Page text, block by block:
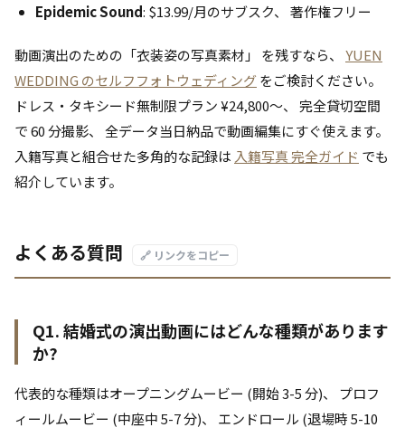
Epidemic Sound: $13.99/月のサブスク、 著作権フリー
動画演出のための「衣装姿の写真素材」 を残すなら、 YUEN
WEDDING のセルフフォトウェディングをご検討ください。
ドレス・タキシード無制限プラン ¥24,800〜、 完全貸切空間
で 60 分撮影、 全データ当日納品で動画編集にすぐ使えます。
入籍写真と組合せた多角的な記録は 入籍写真 完全ガイド でも
紹介しています。
よくある質問 🔗 リンクをコピー
Q1. 結婚式の演出動画にはどんな種類があります
か?
代表的な種類はオープニングムービー (開始 3-5 分)、 プロフ
ィールムービー (中座中 5-7 分)、 エンドロール (退場時 5-10